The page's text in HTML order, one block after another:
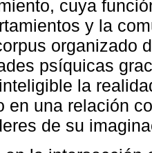
cuya
y la
organizado
psíquicas
la
en una relación
de su